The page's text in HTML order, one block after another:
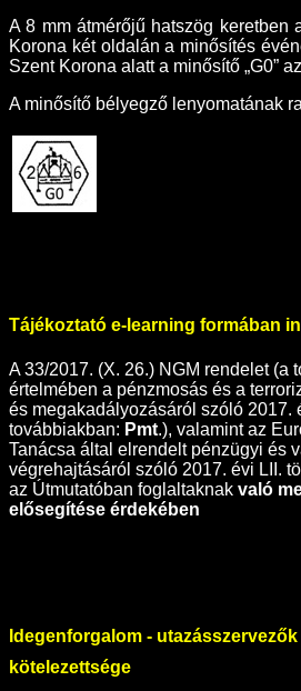
A 8 mm átmérőjű hatszög
Korona két oldalán a minősítés
Szent Korona alatt a minősítő „G0”
A minősítő bélyegző lenyomatának
Tájékoztató e-learning formában
A 33/2017. (X. 26.) NGM rendelet (a
értelmében a pénzmosás és a
és megakadályozásáról szóló 2017.
továbbiakban: Pmt.), valamint az
Tanácsa által elrendelt pénzügyi és
végrehajtásáról szóló 2017. évi LII.
az Útmutatóban foglaltaknak való
elősegítése érdekében
Idegenforgalom -
kötelezettsége